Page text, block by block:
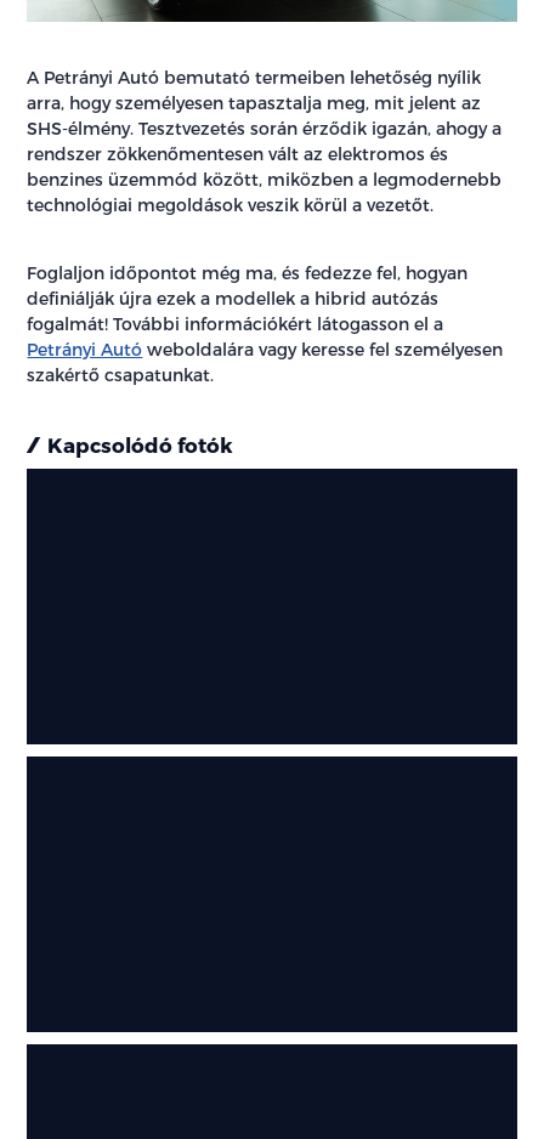
A Petrányi Autó bemutató termeiben lehetőség nyílik
arra, hogy személyesen tapasztalja meg, mit jelent az
SHS-élmény. Tesztvezetés során érződik igazán, ahogy a
rendszer zökkenőmentesen vált az elektromos és
benzines üzemmód között, miközben a legmodernebb
technológiai megoldások veszik körül a vezetőt.
Foglaljon időpontot még ma, és fedezze fel, hogyan
definiálják újra ezek a modellek a hibrid autózás
fogalmát! További információkért látogasson el a
Petrányi Autó weboldalára vagy keresse fel személyesen
szakértő csapatunkat.
Kapcsolódó fotók